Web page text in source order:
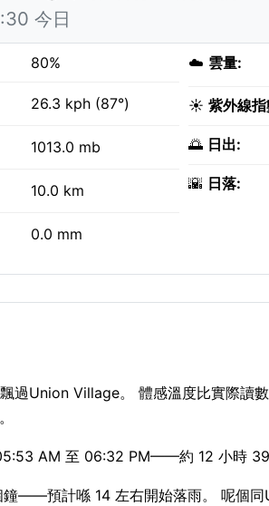
今日
80%
26.3 kph (87°)
1013.0 mb
10.0 km
0.0 mm
☁️ 雲量:
☀️ 紫外線
🌅 日出:
🌇 日落:
過Union Village。 體感溫度比實際讀
AM 至 06:32 PM——約 12 小時 39
——預計喺 14 左右開始落雨。 呢個